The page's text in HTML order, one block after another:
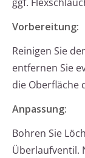
Vorbereitung:
Reinigen Sie
entfernen Sie
die Oberfläche
Anpassung:
Bohren Sie
Überlaufventil.